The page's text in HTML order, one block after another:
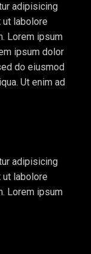
adipisicing
labolore
Lorem ipsum
ipsum dolor
do eiusmod
Ut enim ad
adipisicing
labolore
Lorem ipsum